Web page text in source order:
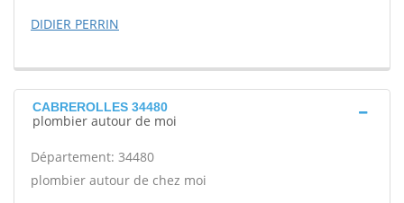
DIDIER PERRIN
CABREROLLES 34480
plombier autour de moi
Département: 34480
plombier autour de chez moi